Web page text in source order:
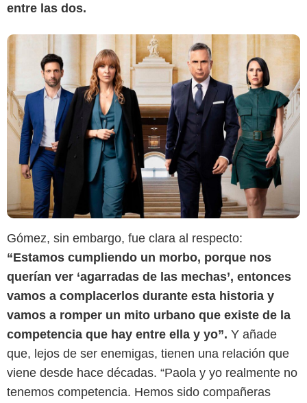
entre las dos.
Gómez, sin embargo, fue clara al respecto:
“Estamos cumpliendo un morbo, porque nos
querían ver ‘agarradas de las mechas’, entonces
vamos a complacerlos durante esta historia y
vamos a romper un mito urbano que existe de la
competencia que hay entre ella y yo”. Y añade
que, lejos de ser enemigas, tienen una relación que
viene desde hace décadas. “Paola y yo realmente no
tenemos competencia. Hemos sido compañeras
Besame.fm